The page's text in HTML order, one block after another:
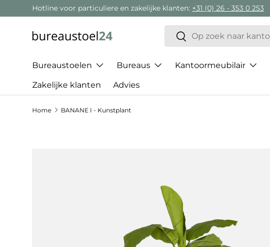
Ga naar inhoud
Hotline voor particuliere en zakelijke klanten: +31 (0) 26 - 353 0 253
Zoeken
Zoeken
Bureaustoelen Bureaus Kantoormeubilair
Zakelijke klanten Advies
Home BANANE I - Kunstplant